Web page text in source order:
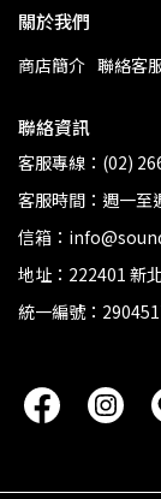
關於我們
商店簡介 聯絡客
聯絡資訊
客服專線：(02)
客服時間：週一至
信箱：
地址：222401 新
統一編號：